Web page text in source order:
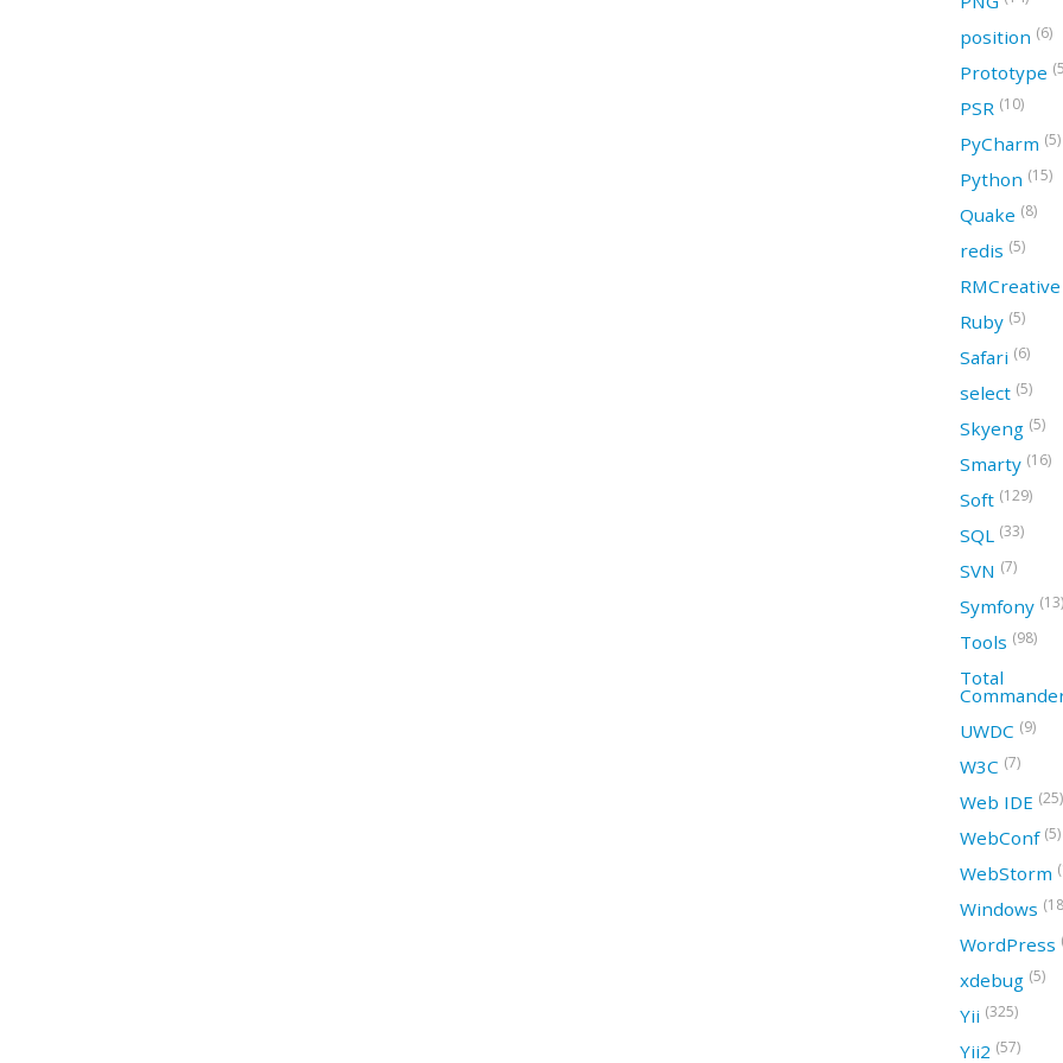
position (6)
Prototype
PSR (10)
PyCharm (5)
Python (15)
Quake (8)
redis (5)
RMCreative
Ruby (5)
Safari (6)
select (5)
Skyeng (5)
Smarty (16)
Soft (129)
SQL (33)
SVN (7)
Symfony (13)
Tools (98)
Total
UWDC (9)
W3C (7)
Web IDE (25)
WebConf (5)
WebStorm
Windows
WordPress
xdebug (5)
Yii (325)
Yii2 (57)